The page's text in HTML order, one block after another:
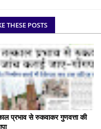
THESE POSTS
प्रभाव से रुकवाकर गुणवत्ता की